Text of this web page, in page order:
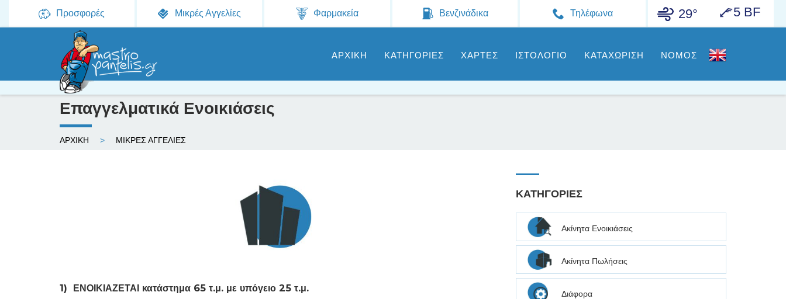
Jump to navigation
Προσφορές Μικρές Αγγελίες Φαρμακεία Βενζινάδικα Τηλέφωνα 29° 5 BF
ΑΡΧΙΚΗ ΚΑΤΗΓΟΡΙΕΣ ΧΑΡΤΕΣ ΙΣΤΟΛΟΓΙΟ ΚΑΤΑΧΩΡΙΣΗ ΝΟΜΟΣ
Επαγγελματικά Ενοικιάσεις
Ε
ώ
ΑΡΧΙΚΗ ΜΙΚΡΕΣ ΑΓΓΕΛΙΕΣ
1) ΕΝΟΙΚΙΑΖΕΤΑΙ κατάστημα 65 τ.μ. με υπόγειο 25 τ.μ.
ΚΑΤΗΓΟΡΙΕΣ
Ακίνητα Ενοικιάσεις
Ακίνητα Πωλήσεις
Διάφορα